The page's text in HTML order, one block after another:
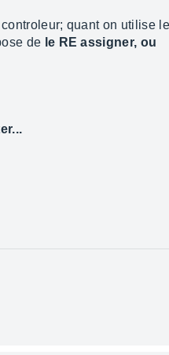
quant on utilise le
de le RE assigner, ou